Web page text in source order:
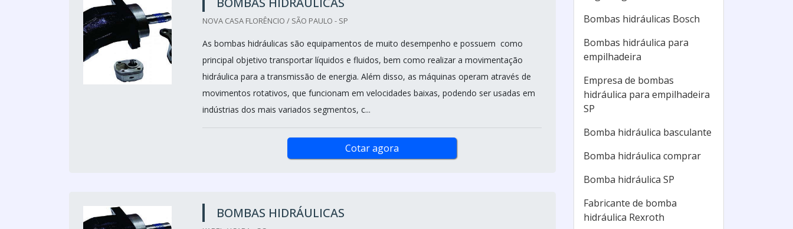
NOVA CASA FLORÊNCIO / SÃO PAULO - SP
As bombas hidráulicas são equipamentos de muito desempenho e possuem como
principal objetivo transportar líquidos e fluidos, bem como realizar a movimentação
hidráulica para a transmissão de energia. Além disso, as máquinas operam através de
movimentos rotativos, que funcionam em velocidades baixas, podendo ser usadas em
indústrias dos mais variados segmentos, c...
Cotar agora
BOMBAS HIDRÁULICAS
Bombas hidráulicas Bosch
Bombas hidráulica para
empilhadeira
Empresa de bombas
hidráulica para empilhadeira
SP
Bomba hidráulica basculante
Bomba hidráulica comprar
Bomba hidráulica SP
Fabricante de bomba
hidráulica Rexroth